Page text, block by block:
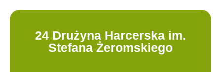
24 Drużyna Harcerska im.
Stefana Żeromskiego